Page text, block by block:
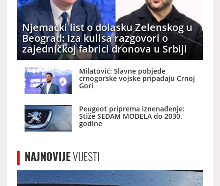
Njemački list o dolasku Zelenskog u
Beograd: Iza kulisa razgovori o
zajedničkoj fabrici dronova u Srbiji
Milatović: Slavne pobjede
crnogorske vojske pripadaju Crnoj
Gori
Peugeot priprema iznenađenje:
Stiže SEDAM MODELA do 2030.
godine
NAJNOVIJEVIJESTI